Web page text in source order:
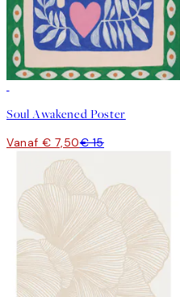
Soul Awakened Poster
Vanaf € 7,50€ 15